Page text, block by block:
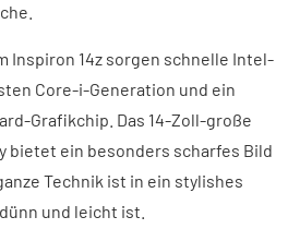
Inspiron 14z sorgen schnelle Intel-
Core-i-Generation und ein
Grafikchip. Das 14-Zoll-große
bietet ein besonders scharfes Bild
Technik ist in ein stylishes
und leicht ist.